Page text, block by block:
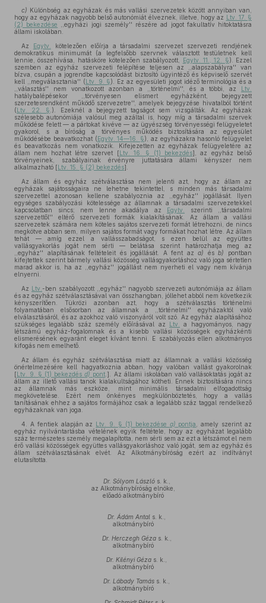
c) Különbség az egyházak és más vallási szervezetek között annyiban van,
hogy az egyházak nagyobb belső autonómiát élveznek, illetve, hogy az Ltv. 17. §
(2) bekezdése
,,egyházi jogi személy'' részére ad jogot fakultatív hitoktatásra
állami iskolában.
Az Egytv.
kötelezően előírja a társadalmi szervezet szervezeti rendjének
demokratikus minimumát (a legfelsőbb szervnek választott testületnek kell
lennie, összehívása, hatásköre kötelezően szabályozott,
Egytv. 11., 12. §). Ezzel
szemben az egyház szervezeti felépítése teljesen az ,,alapszabályra'' van
bízva, csupán a jogrendbe kapcsolódást biztosító ügyintéző és képviselő szervét
kell ,,megválasztania'' (Ltv. 9. §). Ez az egyesületi jogot idéző terminológia és a
,,választás'' nem vonatkozott azonban a ,,történelmi'', és a többi, az Ltv.
hatálybalépésekor ,,törvényesen elismert egyházként, bejegyzett
szerzetesrendként működő szervezetre'', amelyek bejegyzése hivatalból történt
(Ltv. 22. § .). Ezeknél a bejegyzett tagságot sem vizsgálták. Az egyházak
szélesebb autonómiája valósul meg azáltal is, hogy míg a társadalmi szervek
működése felett — a pártokat kivéve — az ügyészség törvényességi felügyeletet
gyakorol, s a bíróság a törvényes működés biztosítására az egyesület
működésébe beavatkozhat (Egytv. 14—16. §), az egyházakra hasonló felügyelet
és beavatkozás nem vonatkozik. Kifejezetten az egyházak felügyeletére az
állam nem hozhat létre szervet [Ltv. 16. § (1) bekezdés], az egyház belső
törvényeinek, szabályainak érvényre juttatására állami kényszer nem
alkalmazható [Ltv. 15. § (2) bekezdés].
Az állam és egyház szétválasztása nem jelenti azt, hogy az állam az
egyházak sajátosságaira ne lehetne tekintettel, s minden más társadalmi
szervezettel azonosan kellene szabályoznia az ,,egyház'' jogállását. Ilyen
egységes szabályozási kötelessége az államnak a társadalmi szervezetekkel
kapcsolatban sincs; nem lenne akadálya az Egytv.
szerinti ,,társadalmi
szervezettől'' eltérő szervezeti formák kialakításának. Az állam a vallási
szervezetek számára nem köteles sajátos szervezeti formát létrehozni, de nincs
megkötve abban sem, milyen sajátos formát vagy formákat hozhat létre. Az állam
tehát — amíg ezzel a vallásszabadságot, s ezen belül az együttes
vallásgyakorlás jogát nem sérti — belátása szerint határozhatja meg az
,,egyház'' alapításának feltételeit és jogállását. A fent aza) ésb)
pontban
kifejtettek szerint bármely vallási közösség vallásgyakorláshoz való joga sértetlen
marad akkor is, ha az ,,egyház'' jogállást nem nyerheti el vagy nem kívánja
elnyerni.
Az Ltv. -ben szabályozott ,,egyház'' nagyobb szervezeti autonómiája az állam
és az egyház szétválasztásával van összhangban, jóllehet abból nem következik
kényszerítően. Tükrözi azonban azt, hogy a szétválasztás történelmi
folyamatában elsősorban az államnak a ,,történelmi'' egyházaktól való
elválasztásáról, és az azokhoz való viszonyáról volt szó. Az egyház alapításához
szükséges legalább száz személy előírásával az Ltv.
a hagyományos, nagy
létszámú egyház-fogalomnak és a kisebb vallási közösségek egyházkénti
elismerésének egyaránt eleget kívánt tenni. E szabályozás ellen alkotmányos
kifogás nem emelhető.
Az állam és egyház szétválasztása miatt az államnak a vallási közösség
önértelmezésére kell hagyatkoznia abban, hogy valóban vallást gyakorolnak
[Ltv. 9. § (1) bekezdésd) pont .]. Az állami iskolában való vallásoktatás jogát az
állam az illető vallási tanok kialakultságához kötheti. Ennek biztosítására nincs
az államnak más eszköze, mint minimális társadalmi elfogadottság
megkövetelése. Ezért nem önkényes megkülönböztetés, hogy a vallás
tanításának ehhez a sajátos formájához csak a legalább száz taggal rendelkező
egyházaknak van joga.
4. A fentiek alapján az Ltv. 9. § (1) bekezdése a) pontja
, amely szerint az
egyház nyilvántartásba vételének egyik feltétele, hogy az egyházat legalább
száz természetes személy megalapította, nem sérti sem az ezt a létszámot el nem
érő vallási közösségek együttes vallásgyakorláshoz való jogát, sem az egyház és
állam szétválasztásának elvét. Az Alkotmánybíróság ezért az indítványt
elutasította.
Dr. Sólyom Lászlós. k.,
az Alkotmánybíróság elnöke,
előadó alkotmánybíró
Dr. Ádám Antal s. k.,
alkotmánybíró
Dr. Herczegh Gézas. k.,
alkotmánybíró
Dr. Kilényi Géza s. k.,
alkotmánybíró
Dr. Lábady Tamás s. k.,
alkotmánybíró